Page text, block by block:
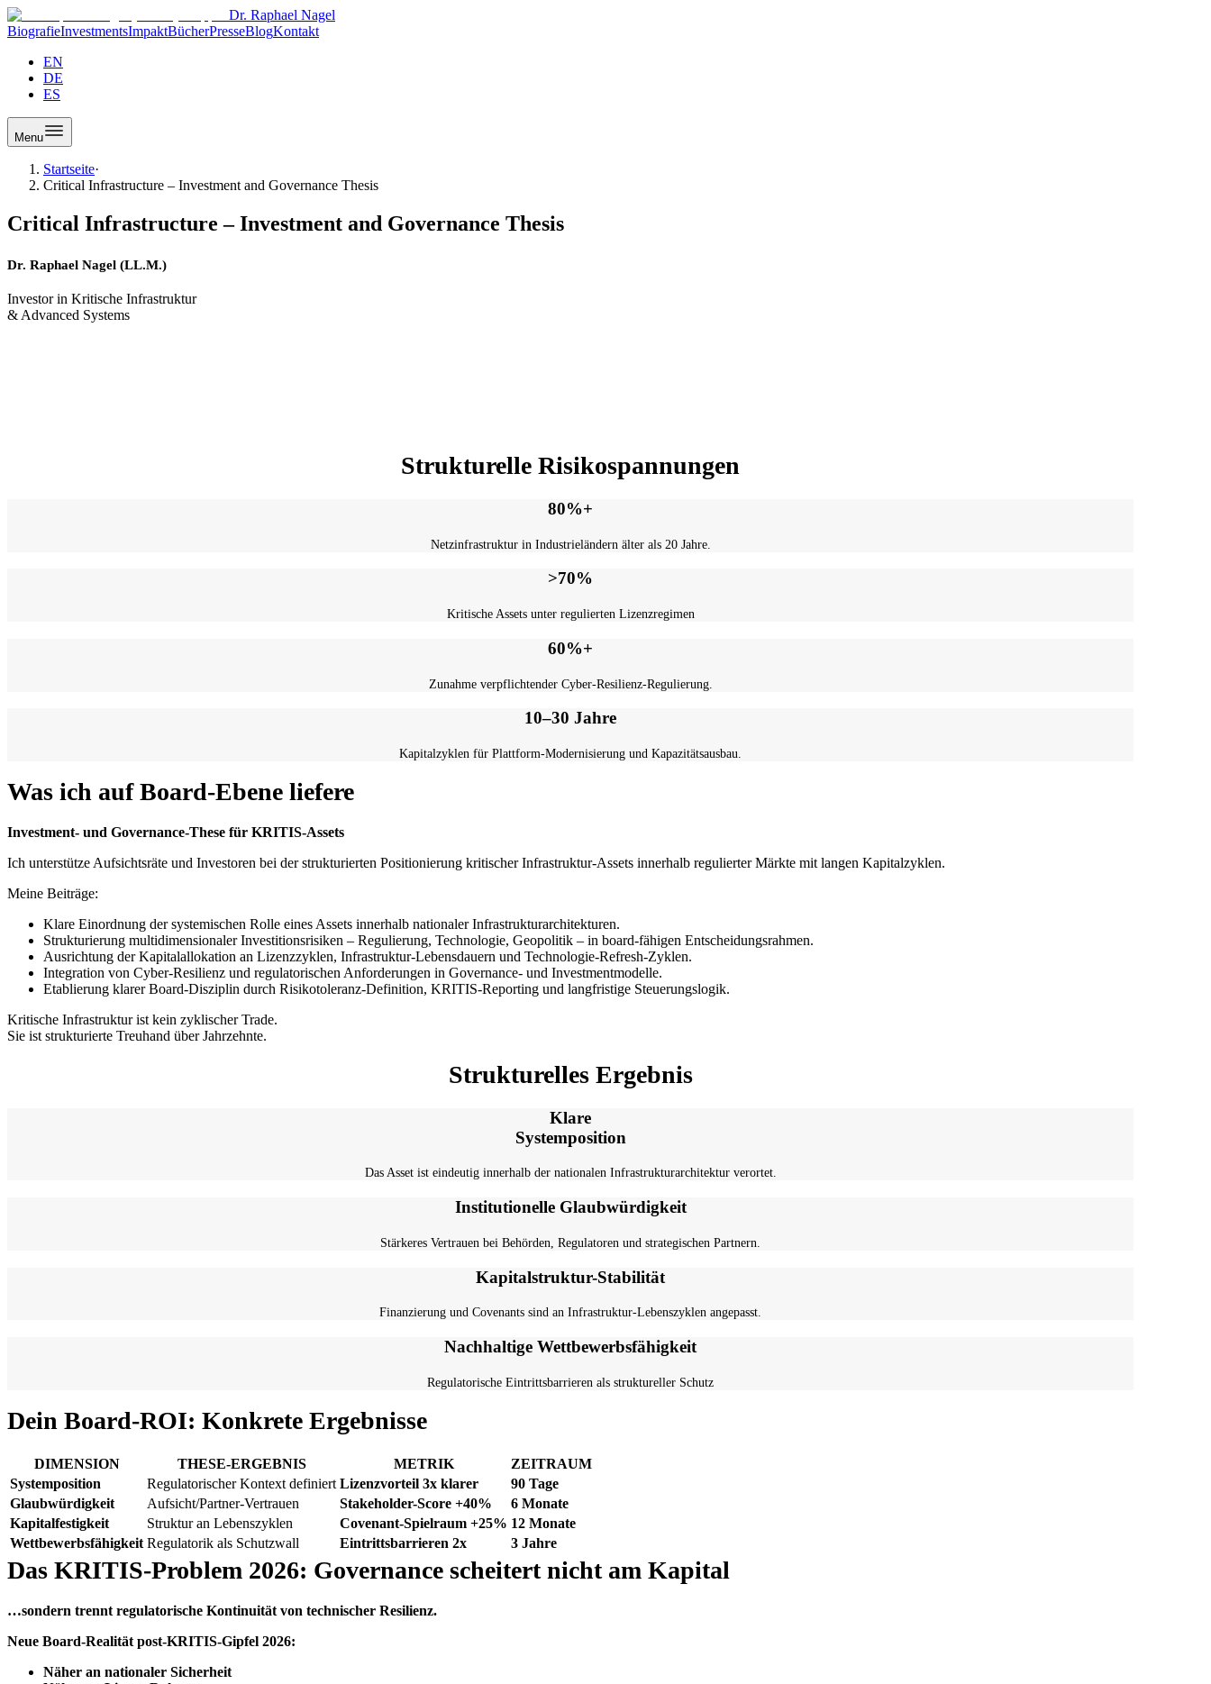
Dr. Raphael Nagel
BiografieInvestmentsImpaktBücherPresseBlogKontakt
EN
DE
ES
Menu
Startseite·
Critical Infrastructure – Investment and Governance Thesis
Critical Infrastructure – Investment and Governance Thesis
Dr. Raphael Nagel (LL.M.)
Investor in Kritische Infrastruktur
& Advanced Systems
Strukturelle Risikospannungen
80%+
Netzinfrastruktur in Industrieländern älter als 20 Jahre.
>70%
Kritische Assets unter regulierten Lizenzregimen
60%+
Zunahme verpflichtender Cyber-Resilienz-Regulierung.
10–30 Jahre
Kapitalzyklen für Plattform-Modernisierung und Kapazitätsausbau.
Was ich auf Board-Ebene liefere
Investment- und Governance-These für KRITIS-Assets
Ich unterstütze Aufsichtsräte und Investoren bei der strukturierten Positionierung kritischer Infrastruktur-Assets innerhalb regulierter Märkte mit langen Kapitalzyklen.
Meine Beiträge:
Klare Einordnung der systemischen Rolle eines Assets innerhalb nationaler Infrastrukturarchitekturen.
Strukturierung multidimensionaler Investitionsrisiken – Regulierung, Technologie, Geopolitik – in board-fähigen Entscheidungsrahmen.
Ausrichtung der Kapitalallokation an Lizenzzyklen, Infrastruktur-Lebensdauern und Technologie-Refresh-Zyklen.
Integration von Cyber-Resilienz und regulatorischen Anforderungen in Governance- und Investmentmodelle.
Etablierung klarer Board-Disziplin durch Risikotoleranz-Definition, KRITIS-Reporting und langfristige Steuerungslogik.
Kritische Infrastruktur ist kein zyklischer Trade.
Sie ist strukturierte Treuhand über Jahrzehnte.
Strukturelles Ergebnis
Klare
Systemposition
Das Asset ist eindeutig innerhalb der nationalen Infrastrukturarchitektur verortet.
Institutionelle Glaubwürdigkeit
Stärkeres Vertrauen bei Behörden, Regulatoren und strategischen Partnern.
Kapitalstruktur-Stabilität
Finanzierung und Covenants sind an Infrastruktur-Lebenszyklen angepasst.
Nachhaltige Wettbewerbsfähigkeit
Regulatorische Eintrittsbarrieren als struktureller Schutz
Dein Board-ROI: Konkrete Ergebnisse
DIMENSION THESE-ERGEBNIS METRIK
ZEITRAUM
Systemposition
Regulatorischer Kontext definiert Lizenzvorteil 3x klarer
90 Tage
Glaubwürdigkeit
Aufsicht/Partner-Vertrauen Stakeholder-Score +40%
6 Monate
Kapitalfestigkeit
Struktur an Lebenszyklen Covenant-Spielraum +25% 12 Monate
Wettbewerbsfähigkeit Regulatorik als Schutzwall Eintrittsbarrieren 2x 3 Jahre
Das KRITIS-Problem 2026: Governance scheitert nicht am Kapital
…sondern trennt regulatorische Kontinuität von technischer Resilienz.
Neue Board-Realität post-KRITIS-Gipfel 2026:
Näher an nationaler Sicherheit